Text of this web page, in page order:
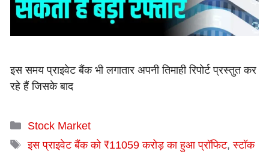
इस समय प्राइवेट बैंक भी लगातार अपनी तिमाही रिपोर्ट प्रस्तुत कर
रहे हैं जिसके बाद
Categories
Stock Market
Tags
इस प्राइवेट बैंक को ₹11059 करोड़ का हुआ प्रॉफिट,स्टॉक